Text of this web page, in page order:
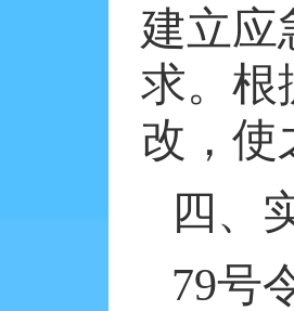
建立应
求。根
改，使
四、
79号